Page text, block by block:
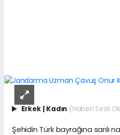
Erkek | Kadın (Haberi Sesli
Şehidin Türk bayrağına sarılı